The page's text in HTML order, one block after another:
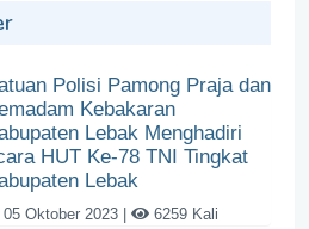
Polisi Pamong Praja dan
Kebakaran
Lebak Menghadiri
HUT Ke-78 TNI Tingkat
Lebak
Oktober 2023 | 6259 Kali